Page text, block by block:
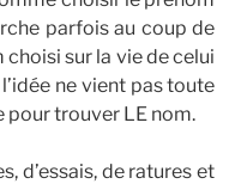
parfois au coup de
sur la vie de celui
ne vient pas toute
pour trouver LE nom.
d’essais, de ratures et